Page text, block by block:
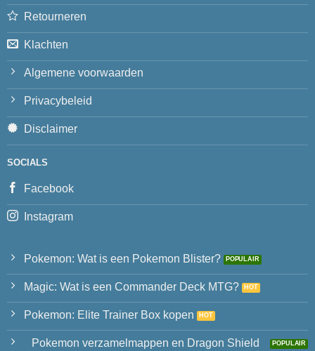
Retourneren
Klachten
Algemene voorwaarden
Privacybeleid
Disclaimer
SOCIALS
Facebook
Instagram
Pokemon: Wat is een Pokemon Blister?
Magic: Wat is een Commander Deck MTG?
Pokemon: Elite Trainer Box kopen
Pokemon verzamelmappen en Dragon Shield